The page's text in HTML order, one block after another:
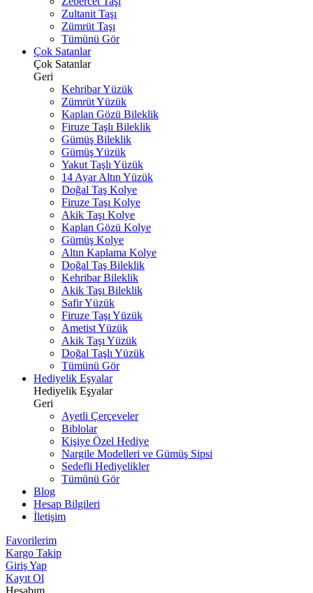
Zultanit Taşı
Zümrüt Taşı
Tümünü Gör
Çok Satanlar
Çok Satanlar
Geri
Kehribar Yüzük
Zümrüt Yüzük
Kaplan Gözü Bileklik
Firuze Taşlı Bileklik
Gümüş Bileklik
Gümüş Yüzük
Yakut Taşlı Yüzük
14 Ayar Altın Yüzük
Doğal Taş Kolye
Firuze Taşı Kolye
Akik Taşı Kolye
Kaplan Gözü Kolye
Gümüş Kolye
Altın Kaplama Kolye
Doğal Taş Bileklik
Kehribar Bileklik
Akik Taşı Bileklik
Safir Yüzük
Firuze Taşı Yüzük
Ametist Yüzük
Akik Taşı Yüzük
Doğal Taşlı Yüzük
Tümünü Gör
Hediyelik Eşyalar
Hediyelik Eşyalar
Geri
Ayetli Çerçeveler
Biblolar
Kişiye Özel Hediye
Nargile Modelleri ve Gümüş Sipsi
Sedefli Hediyelikler
Tümünü Gör
Blog
Hesap Bilgileri
İletişim
Favorilerim
Kargo Takip
Giriş Yap
Kayıt Ol
Hesabım